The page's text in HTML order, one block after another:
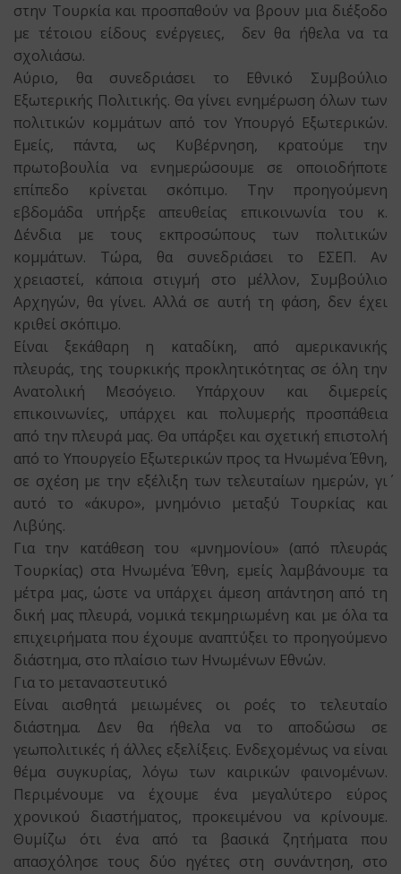
στην Τουρκία και προσπαθούν να βρουν μια διέξοδο
με τέτοιου είδους ενέργειες, δεν θα ήθελα να τα
σχολιάσω.
Αύριο, θα συνεδριάσει το Εθνικό Συμβούλιο
Εξωτερικής Πολιτικής. Θα γίνει ενημέρωση όλων των
πολιτικών κομμάτων από τον Υπουργό Εξωτερικών.
Εμείς, πάντα, ως Κυβέρνηση, κρατούμε την
πρωτοβουλία να ενημερώσουμε σε οποιοδήποτε
επίπεδο κρίνεται σκόπιμο. Την προηγούμενη
εβδομάδα υπήρξε απευθείας επικοινωνία του κ.
Δένδια με τους εκπροσώπους των πολιτικών
κομμάτων. Τώρα, θα συνεδριάσει το ΕΣΕΠ. Αν
χρειαστεί, κάποια στιγμή στο μέλλον, Συμβούλιο
Αρχηγών, θα γίνει. Αλλά σε αυτή τη φάση, δεν έχει
κριθεί σκόπιμο.
Είναι ξεκάθαρη η καταδίκη, από αμερικανικής
πλευράς, της τουρκικής προκλητικότητας σε όλη την
Ανατολική Μεσόγειο. Υπάρχουν και διμερείς
επικοινωνίες, υπάρχει και πολυμερής προσπάθεια
από την πλευρά μας. Θα υπάρξει και σχετική επιστολή
από το Υπουργείο Εξωτερικών προς τα Ηνωμένα Έθνη,
σε σχέση με την εξέλιξη των τελευταίων ημερών, γι΄
αυτό το «άκυρο», μνημόνιο μεταξύ Τουρκίας και
Λιβύης.
Για την κατάθεση του «μνημονίου» (από πλευράς
Τουρκίας) στα Ηνωμένα Έθνη, εμείς λαμβάνουμε τα
μέτρα μας, ώστε να υπάρχει άμεση απάντηση από τη
δική μας πλευρά, νομικά τεκμηριωμένη και με όλα τα
επιχειρήματα που έχουμε αναπτύξει το προηγούμενο
διάστημα, στο πλαίσιο των Ηνωμένων Εθνών.
Για το μεταναστευτικό
Είναι αισθητά μειωμένες οι ροές το τελευταίο
διάστημα. Δεν θα ήθελα να το αποδώσω σε
γεωπολιτικές ή άλλες εξελίξεις. Ενδεχομένως να είναι
θέμα συγκυρίας, λόγω των καιρικών φαινομένων.
Περιμένουμε να έχουμε ένα μεγαλύτερο εύρος
χρονικού διαστήματος, προκειμένου να κρίνουμε.
Θυμίζω ότι ένα από τα βασικά ζητήματα που
απασχόλησε τους δύο ηγέτες στη συνάντηση, στο